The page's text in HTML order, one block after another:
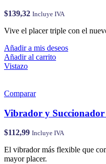
$139,32 Incluye IVA
Vive el placer triple con el
Añadir a mis deseos
Añadir al carrito
Vistazo
Comparar
Vibrador y
$112,99 Incluye IVA
El vibrador más flexible que
mayor placer.